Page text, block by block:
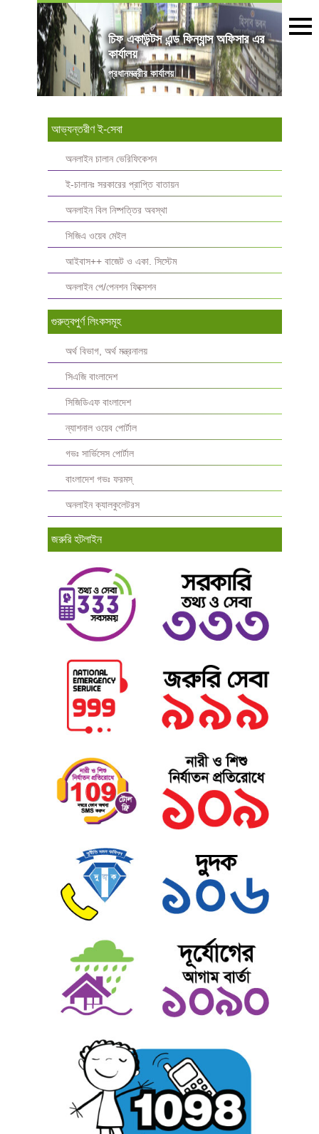
চিফ একাউন্টস এন্ড ফিন্যান্স অফিসার এর
কার্যালয়
প্রধানমন্ত্রীর কার্যালয়
আভ্যন্তরীণ ই-সেবা
অনলাইন চালান ভেরিফিকেশন
ই-চালানঃ সরকারের প্রাপ্তি বাতায়ন
অনলাইন বিল নিষ্পত্তির অবস্থা
সিজিএ ওয়েব মেইল
আইবাস++ বাজেট ও একা. সিস্টেম
অনলাইন পে/পেনশন ফিক্সেশন
গুরুত্বপুর্ণ লিংকসমূহ
অর্থ বিভাগ, অর্থ মন্ত্রনালয়
সিএজি বাংলাদেশ
সিজিডিএফ বাংলাদেশ
ন্যাশনাল ওয়েব পোর্টাল
গভঃ সার্ভিসেস পোর্টাল
বাংলাদেশ গভঃ ফরমস্‌
অনলাইন ক্যালকুলেটরস
জরুরি হটলাইন